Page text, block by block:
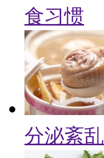
食习惯
分泌紊乱